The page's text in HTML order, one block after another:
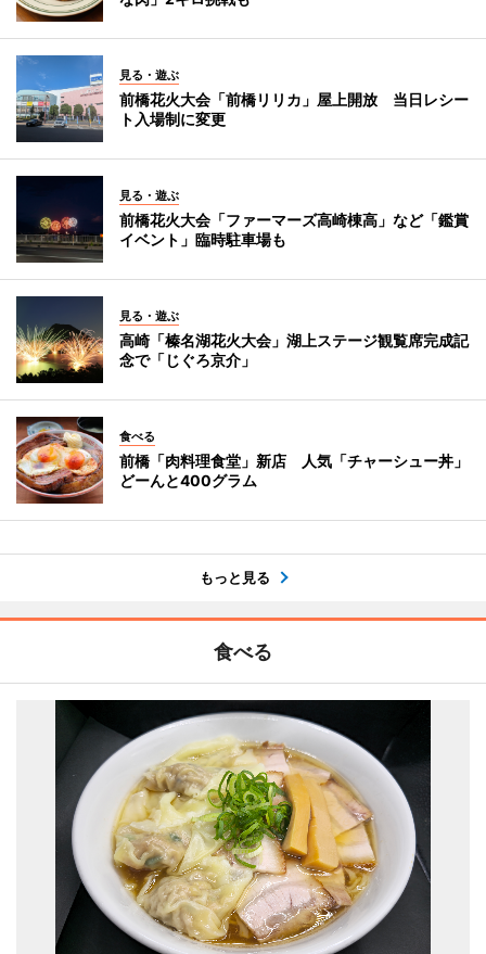
見る・遊ぶ
前橋花火大会「前橋リリカ」屋上開放 当日レシー
ト入場制に変更
見る・遊ぶ
前橋花火大会「ファーマーズ高崎棟高」など「鑑賞
イベント」臨時駐車場も
見る・遊ぶ
高崎「榛名湖花火大会」湖上ステージ観覧席完成記
念で「じぐろ京介」
食べる
前橋「肉料理食堂」新店 人気「チャーシュー丼」
どーんと400グラム
もっと見る
食べる